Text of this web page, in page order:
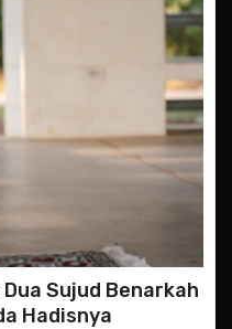
Sujud Benarkah
Hadisnya